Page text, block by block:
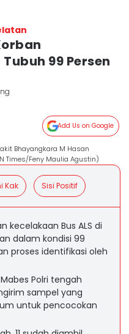
99 Persen
Add Us on Google
Bhayangkara M Hasan
Times/Feny Maulia Agustin)
Kak Sisi Positif
kecelakaan Bus ALS di
dalam kondisi 99
proses identifikasi oleh
Polri tengah
sampel yang
untuk pencocokan